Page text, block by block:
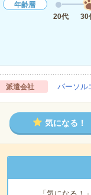
年齢層
20代
30
派遣会社 パーソル
気になる！